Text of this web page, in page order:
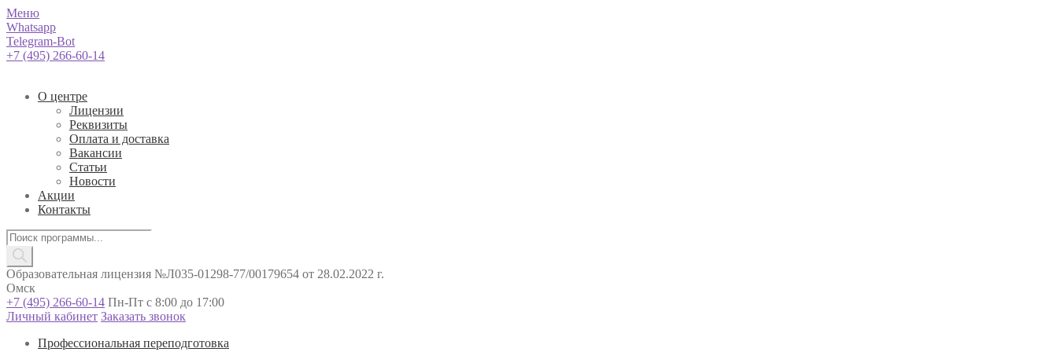
Меню
Whatsapp
Telegram-Bot
+7 (495) 266-60-14
О центре
Лицензии
Реквизиты
Оплата и доставка
Вакансии
Статьи
Новости
Акции
Контакты
Поиск
товаров
Образовательная лицензия №Л035-01298-77/00179654 от 28.02.2022 г.
Омск
+7 (495) 266-60-14 Пн-Пт с 8:00 до 17:00
Личный кабинет Заказать звонок
Профессиональная переподготовка